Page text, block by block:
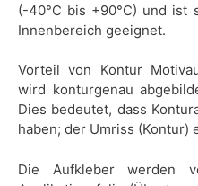
(-40°C bis +90°C) und ist
Innenbereich geeignet.
Vorteil von Kontur
wird konturgenau
Dies bedeutet, dass
haben; der Umriss (Kontur)
Die Aufkleber werden